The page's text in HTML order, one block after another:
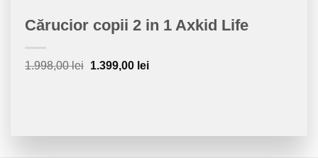
Cărucior copii 2 in 1 Axkid Life
1.998,00lei Prețul
1.399,00 leiPrețul